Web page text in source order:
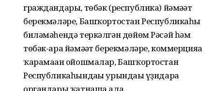
граждандары, төбәк (республика) йәмәғәт
берекмәләре, Башҡортостан Республикаһы
биләмәһендә теркәлгән дөйөм Рәсәй һәм
төбәк-ара йәмәғәт берекмәләре, коммерцияға
ҡарамаған ойошмалар, Башҡортостан
Республикаһындағы урындағы үҙидара